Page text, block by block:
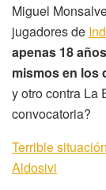
Miguel
jugadores de
apenas 18
mismos en los
y otro contra La
convocatoria?
Terrible
Aldosivi